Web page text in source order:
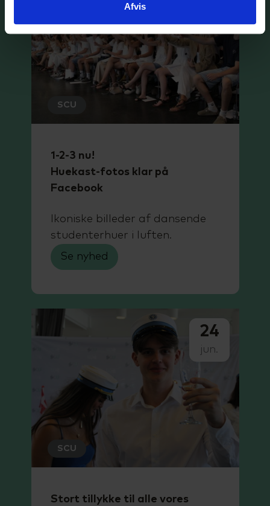
Afvis
SCU
1-2-3 nu!
Huekast-fotos klar på
Facebook
Ikoniske billeder af dansende
studenterhuer i luften.
Se nyhed
24
jun.
SCU
Stort tillykke til alle vores